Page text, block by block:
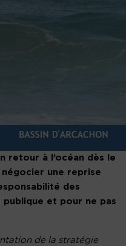
retour à l’océan dès le
une reprise
des
et pour ne pas
de la stratégie